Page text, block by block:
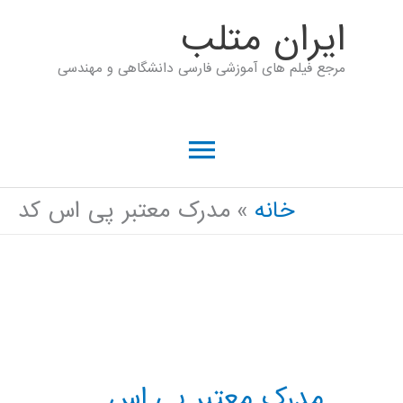
ايران متلب
مرجع فیلم های آموزشی فارسی دانشگاهی و مهندسی
فهرست
اصلی
خانه مدرک معتبر پی اس کد